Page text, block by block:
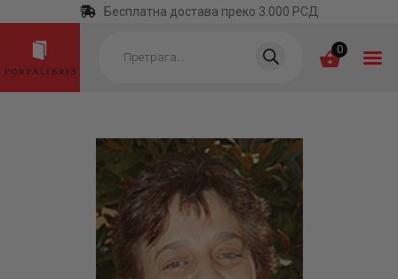
Бесплатна достава преко 3.000 РСД
search 0
ПОЧЕТНА
КАТЕГОРИЈЕ
НАЈПРОДАВАНИЈЕ
НОВЕ КЊИГЕ